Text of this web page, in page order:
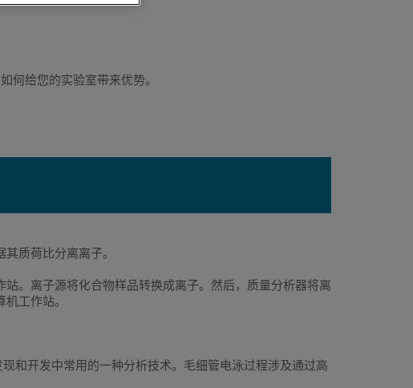
何给您的实验室带来优势。
质荷比分离离子。
。离子源将化合物样品转换成离子。然后，质量分析器将离
工作站。
和开发中常用的一种分析技术。毛细管电泳过程涉及通过高